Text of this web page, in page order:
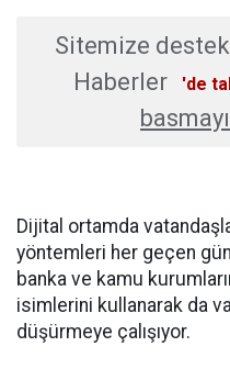
Sitemize
Haberler
'de
Dijital ortamda
yöntemleri her geçen
banka ve kamu
isimlerini kullanarak da
düşürmeye çalışıyor.